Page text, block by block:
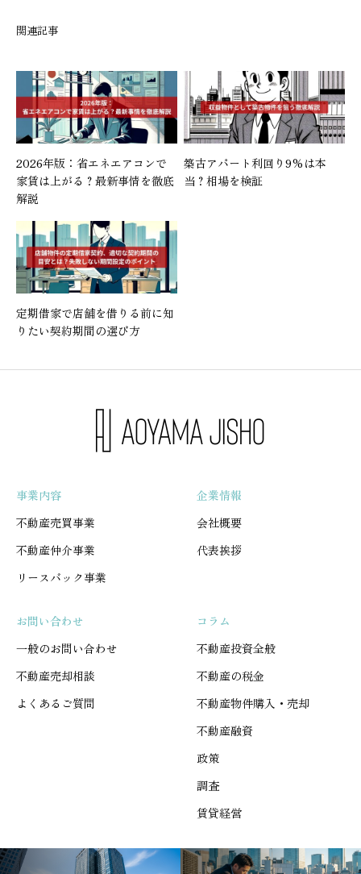
関連記事
2026年版：省エネエアコンで
家賃は上がる？最新事情を徹底
解説
築古アパート利回り9%は本
当？相場を検証
定期借家で店舗を借りる前に知
りたい契約期間の選び方
事業内容
不動産売買事業
不動産仲介事業
リースバック事業
企業情報
会社概要
代表挨拶
お問い合わせ
一般のお問い合わせ
不動産売却相談
よくあるご質問
コラム
不動産投資全般
不動産の税金
不動産物件購入・売却
不動産融資
政策
調査
賃貸経営